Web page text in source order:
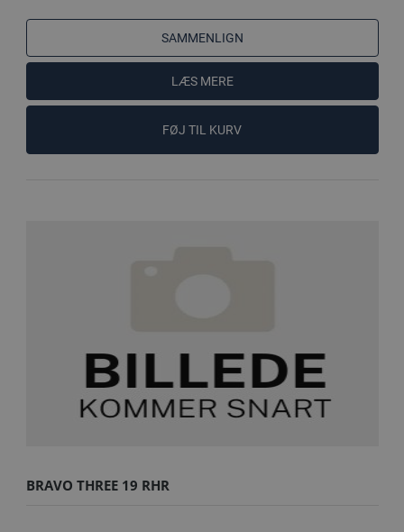
SAMMENLIGN
LÆS MERE
FØJ TIL KURV
BRAVO THREE 19 RHR